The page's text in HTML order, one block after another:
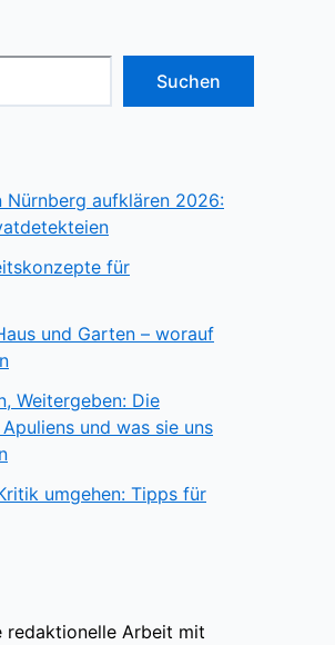
Suchen
Nürnberg aufklären 2026:
für
und Garten – worauf
Weitergeben: Die
und was sie uns
umgehen: Tipps für
redaktionelle Arbeit mit